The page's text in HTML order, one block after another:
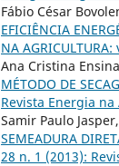
Fábio César
EFICIÊNCIA
NA
Ana Cristina
MÉTODO DE
Revista Energia
Samir Paulo
SEMEADURA
28 n. 1 (2013):